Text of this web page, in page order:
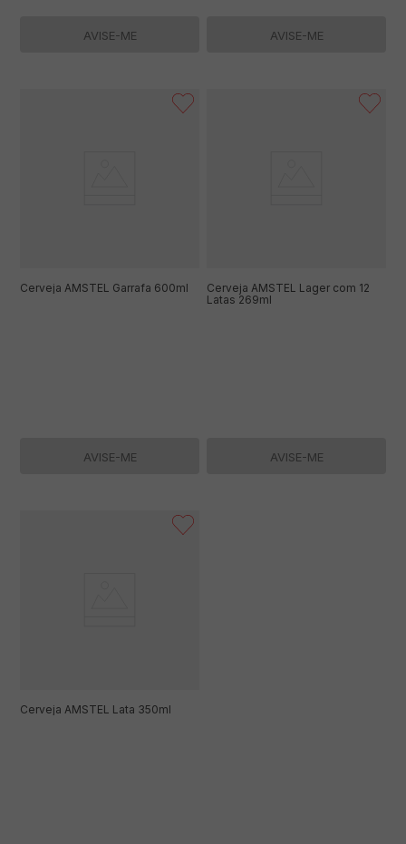
AVISE-ME AVISE-ME
Cerveja AMSTEL Garrafa 600ml
AVISE-ME
Cerveja AMSTEL Lager com 12
Latas 269ml
AVISE-ME
Cerveja AMSTEL Lata 350ml